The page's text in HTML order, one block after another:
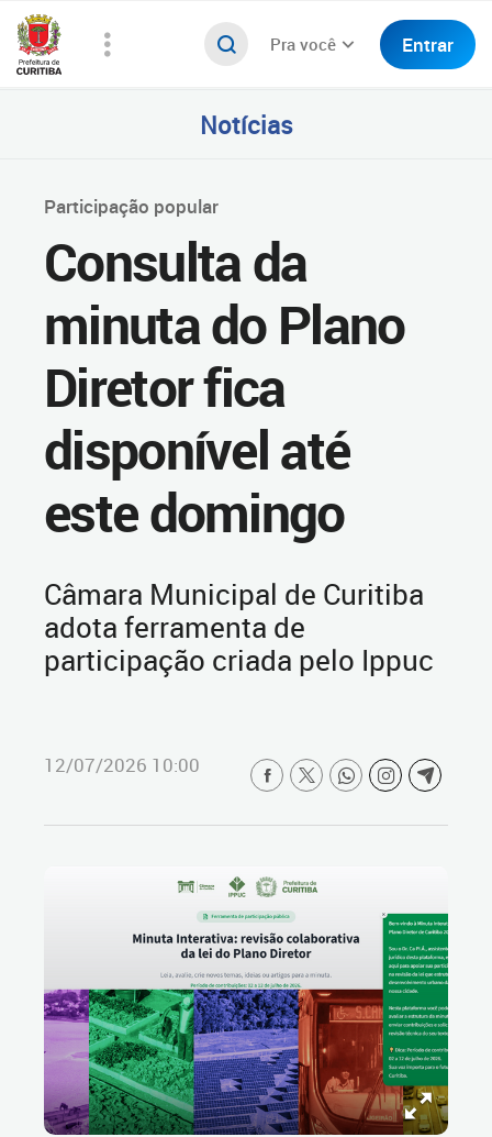
Pra você Entrar
Notícias
Participação popular
Consulta da
minuta do Plano
Diretor fica
disponível até
este domingo
Câmara Municipal de Curitiba
adota ferramenta de
participação criada pelo Ippuc
12/07/2026 10:00